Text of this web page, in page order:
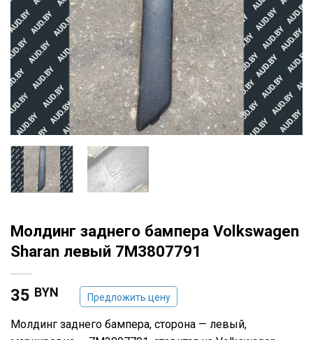
Молдинг заднего бампера Volkswagen
Sharan левый 7M3807791
35 BYN Предложить цену
Молдинг заднего бампера, сторона — левый,